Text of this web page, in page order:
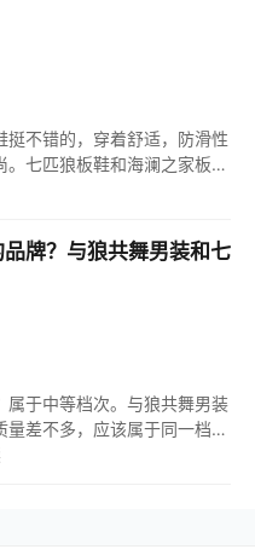
不错的，穿着舒适，防滑性
七匹狼板鞋和海澜之家板鞋
挺不错的。 1.七匹狼板鞋质
牌？与狼共舞男装和七
属于中等档次。与狼共舞男装
差不多，应该属于同一档
装属于什么档次的品牌？